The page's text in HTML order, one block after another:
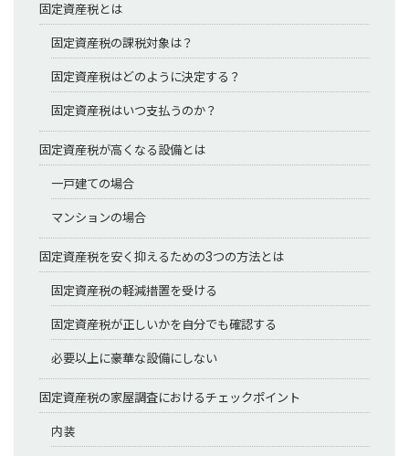
固定資産税とは
固定資産税の課税対象は？
固定資産税はどのように決定する？
固定資産税はいつ支払うのか？
固定資産税が高くなる設備とは
一戸建ての場合
マンションの場合
固定資産税を安く抑えるための3つの方法とは
固定資産税の軽減措置を受ける
固定資産税が正しいかを自分でも確認する
必要以上に豪華な設備にしない
固定資産税の家屋調査におけるチェックポイント
内装